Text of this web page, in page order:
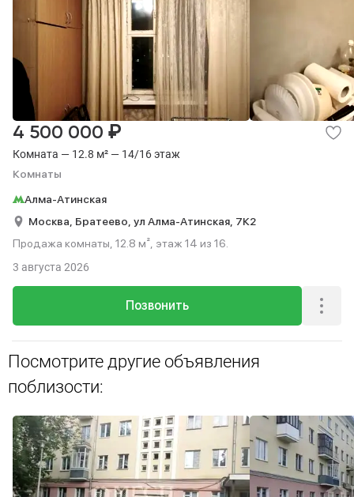
Комната — 12.8 м² — 14/16 этаж
Комнаты
4 500 000 ₽
Алма-Атинская
Москва, Братеево, ул Алма-Атинская, 7К2
Продажа комнаты, 12.8 м², этаж 14 из 16.
Позвонить
3 августа 2026
Посмотрите другие объявления
поблизости: